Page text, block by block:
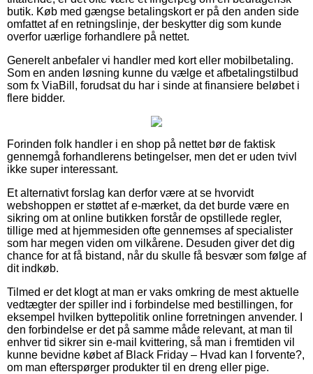
butik. Køb med gængse betalingskort er på den anden side
omfattet af en retningslinje, der beskytter dig som kunde
overfor uærlige forhandlere på nettet.
Generelt anbefaler vi handler med kort eller mobilbetaling.
Som en anden løsning kunne du vælge et afbetalingstilbud
som fx ViaBill, forudsat du har i sinde at finansiere beløbet i
flere bidder.
Forinden folk handler i en shop på nettet bør de faktisk
gennemgå forhandlerens betingelser, men det er uden tvivl
ikke super interessant.
Et alternativt forslag kan derfor være at se hvorvidt
webshoppen er støttet af e-mærket, da det burde være en
sikring om at online butikken forstår de opstillede regler,
tillige med at hjemmesiden ofte gennemses af specialister
som har megen viden om vilkårene. Desuden giver det dig
chance for at få bistand, når du skulle få besvær som følge af
dit indkøb.
Tilmed er det klogt at man er vaks omkring de mest aktuelle
vedtægter der spiller ind i forbindelse med bestillingen, for
eksempel hvilken byttepolitik online forretningen anvender. I
den forbindelse er det på samme måde relevant, at man til
enhver tid sikrer sin e-mail kvittering, så man i fremtiden vil
kunne bevidne købet af Black Friday – Hvad kan I forvente?,
om man efterspørger produkter til en dreng eller pige.